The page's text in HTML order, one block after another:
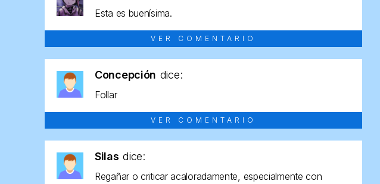
Esta es buenísima.
VER COMENTARIO
Concepción dice:
Follar
VER COMENTARIO
Silas dice:
Regañar o criticar acaloradamente, especialmente con